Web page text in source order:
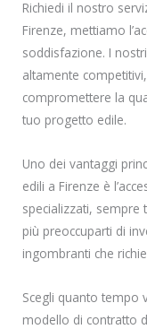
Richiedi il nostro
Firenze, mettiamo
soddisfazione. I
altamente
compromettere la
tuo progetto edile.
Uno dei vantaggi
edili a Firenze è
specializzati, sempre
più preoccuparti di
ingombranti che
Scegli quanto tempo
modello di contratto